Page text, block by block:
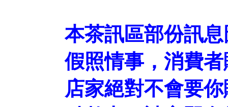
本茶訊區部份訊
假照情事，消費
店家絕對不會要